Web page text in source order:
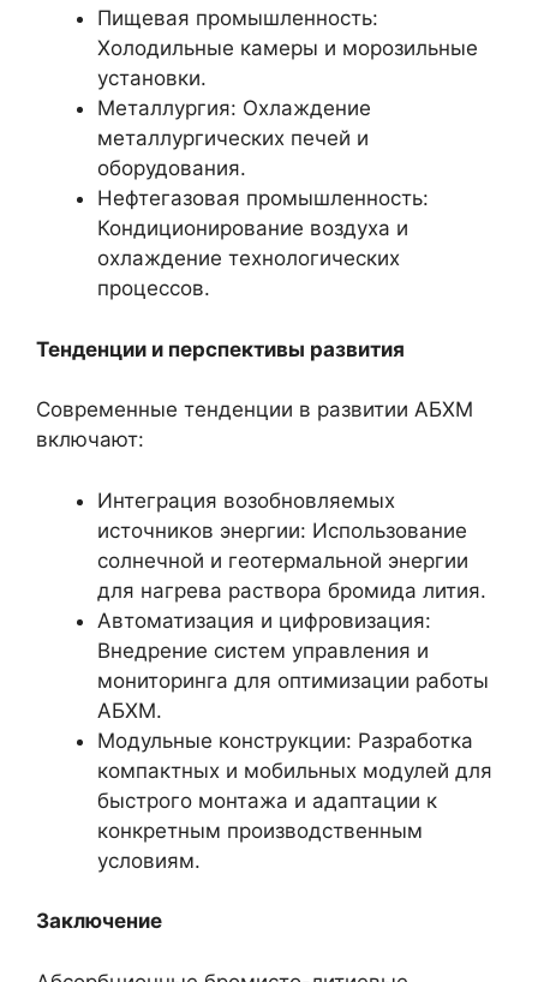
Пищевая промышленность:
Холодильные камеры и морозильные
установки.
Металлургия: Охлаждение
металлургических печей и
оборудования.
Нефтегазовая промышленность:
Кондиционирование воздуха и
охлаждение технологических
процессов.
Тенденции и перспективы развития
Современные тенденции в развитии АБХМ
включают:
Интеграция возобновляемых
источников энергии: Использование
солнечной и геотермальной энергии
для нагрева раствора бромида лития.
Автоматизация и цифровизация:
Внедрение систем управления и
мониторинга для оптимизации работы
АБХМ.
Модульные конструкции: Разработка
компактных и мобильных модулей для
быстрого монтажа и адаптации к
конкретным производственным
условиям.
Заключение